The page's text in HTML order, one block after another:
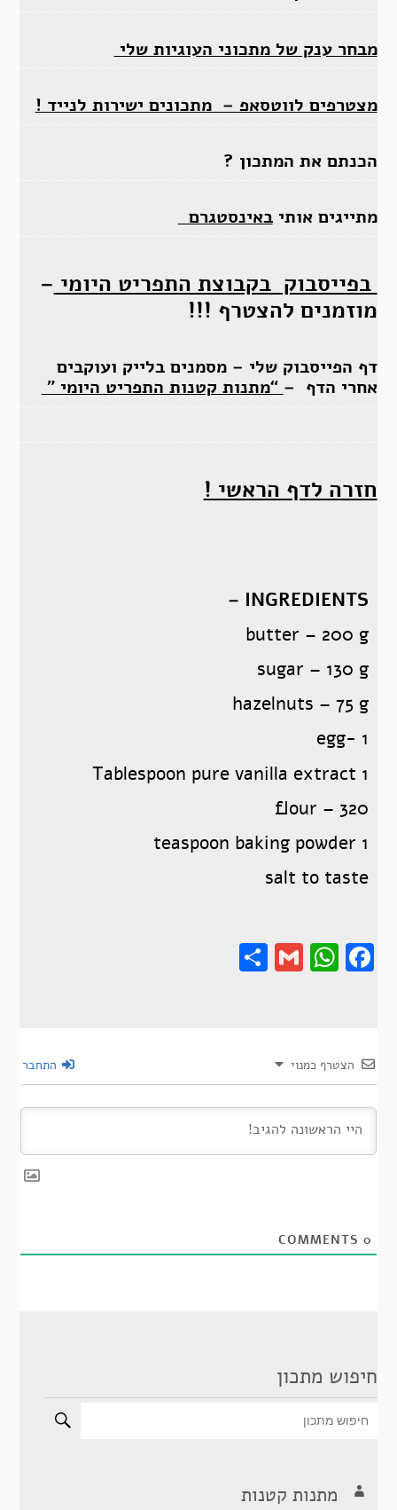
מבחר ענק של מתכוני העוגיות שלי
מצטרפים לווטסאפ – מתכונים ישירות לנייד !
הכנתם את המתכון ?
מתייגים אותיבאינסטגרם
בפייסבוק בקבוצת התפריט היומי –
מוזמנים להצטרף !!!
דף הפייסבוק שלי – מסמנים בלייק ועוקבים
אחרי הדף –“מתנות קטנות התפריט היומי ”
חזרה לדף הראשי !
INGREDIENTS –
butter – 200 g
sugar – 130 g
hazelnuts – 75 g
egg- 1
1 Tablespoon pure vanilla extract
flour – 320
1 teaspoon
baking powder
salt to taste
Gmail
Share
הצטרף כמנוי התחבר
0
חיפוש מתכון
מתנות קטנות